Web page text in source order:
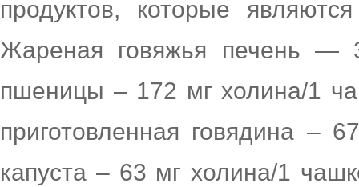
продуктов, которые
Жареная говяжья печень —
пшеницы – 172 мг холина/1
приготовленная говядина –
капуста – 63 мг холина/1